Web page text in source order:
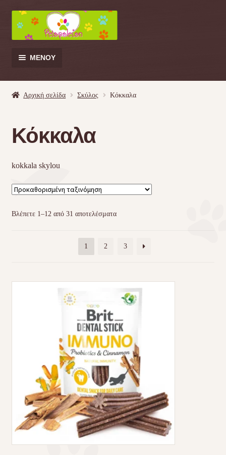
Απευθείας
μετάβαση
στην
πλοήγηση
Μετάβαση
σε
περιεχόμενο
ΜΕΝΟΎ
Σκύλος
Κουνέλι
Φροντίδα – Είδη Υγιεινής
Αρχική σελίδα Σκύλος Κόκκαλα
Κόκκαλα
kokkala skylou
Βλέπετε 1–12 από 31 αποτελέσματα
1 2 3